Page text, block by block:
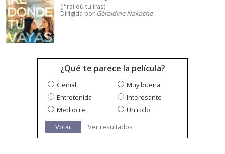
(J'irai où tu iras)
Dirigida por Géraldine Nakache
¿Qué te parece la película?
Genial
Muy buena
Entretenida
Interesante
Mediocre
Un rollo
Votar
Ver resultados